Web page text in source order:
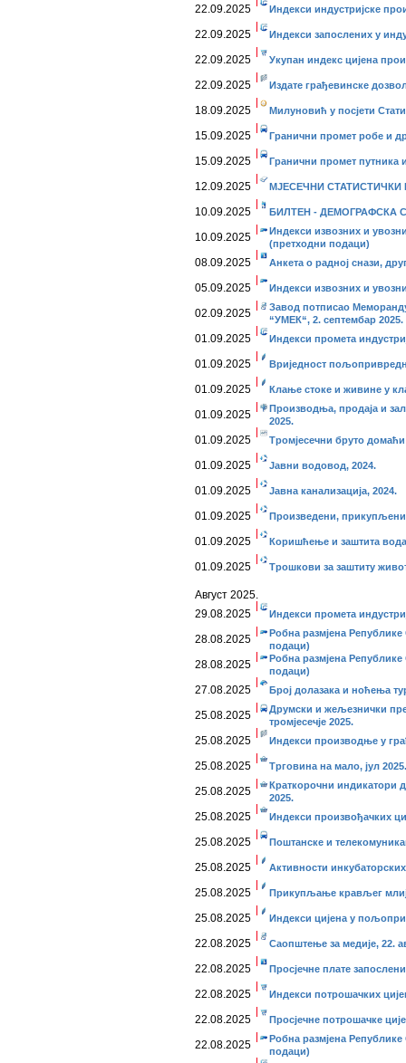
22.09.2025 Индекси индустријске
22.09.2025 Индекси запослених у
22.09.2025 Укупан индекс цијена
22.09.2025 Издате грађевинске
18.09.2025 Милуновић у посјети
15.09.2025 Гранични промет робе и
15.09.2025 Гранични промет путника
12.09.2025 МЈЕСЕЧНИ СТАТИСТИЧКИ
10.09.2025 БИЛТЕН - ДЕМОГРАФСКА
10.09.2025
Индекси извозних и
(претходни подаци)
08.09.2025 Анкета о радној снази,
05.09.2025 Индекси извозних и
02.09.2025
Завод потписао
“УМЕК“, 2. септембар 2025.
01.09.2025 Индекси промета
01.09.2025 Вриједност
01.09.2025 Клање стоке и живине у
01.09.2025
Производња, продаја и
2025.
01.09.2025 Тромјесечни бруто домаћи
01.09.2025 Јавни водовод, 2024.
01.09.2025 Јавна канализација, 2024.
01.09.2025 Произведени,
01.09.2025 Коришћење и заштита
01.09.2025 Трошкови за заштиту
Август 2025.
29.08.2025
Индекси промета
28.08.2025
Робна размјена
подаци)
28.08.2025
Робна размјена
подаци)
27.08.2025 Број долазака и ноћења
25.08.2025
Друмски и жељезнички
тромјесечје 2025.
25.08.2025 Индекси производње у
25.08.2025 Трговина на мало, јул 2025.
25.08.2025
Краткорочни индикатори
2025.
25.08.2025 Индекси произвођачких
25.08.2025 Поштанске и
25.08.2025 Активности инкубаторских
25.08.2025 Прикупљање крављег
25.08.2025 Индекси цијена у
22.08.2025 Саопштење за медије, 22.
22.08.2025 Просјечне плате
22.08.2025 Индекси потрошачких
22.08.2025 Просјечне потрошачке
22.08.2025
Робна размјена
подаци)